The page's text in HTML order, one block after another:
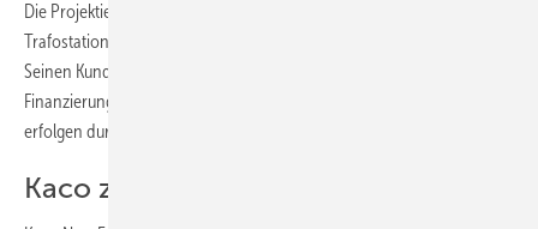
Die Projektierung kompletter Lösungen ist möglich, inklusive
Trafostation, Fundamenten, Baugenehmigungen und Inbetriebnahme.
Seinen Kunden bietet Hoppecke individuellen Service und
Finanzierungslösungen. Steuerung, Visualisierung und Einbindung
erfolgen durch ausgereifte Software.
Kaco zeigte neuen Gridsave